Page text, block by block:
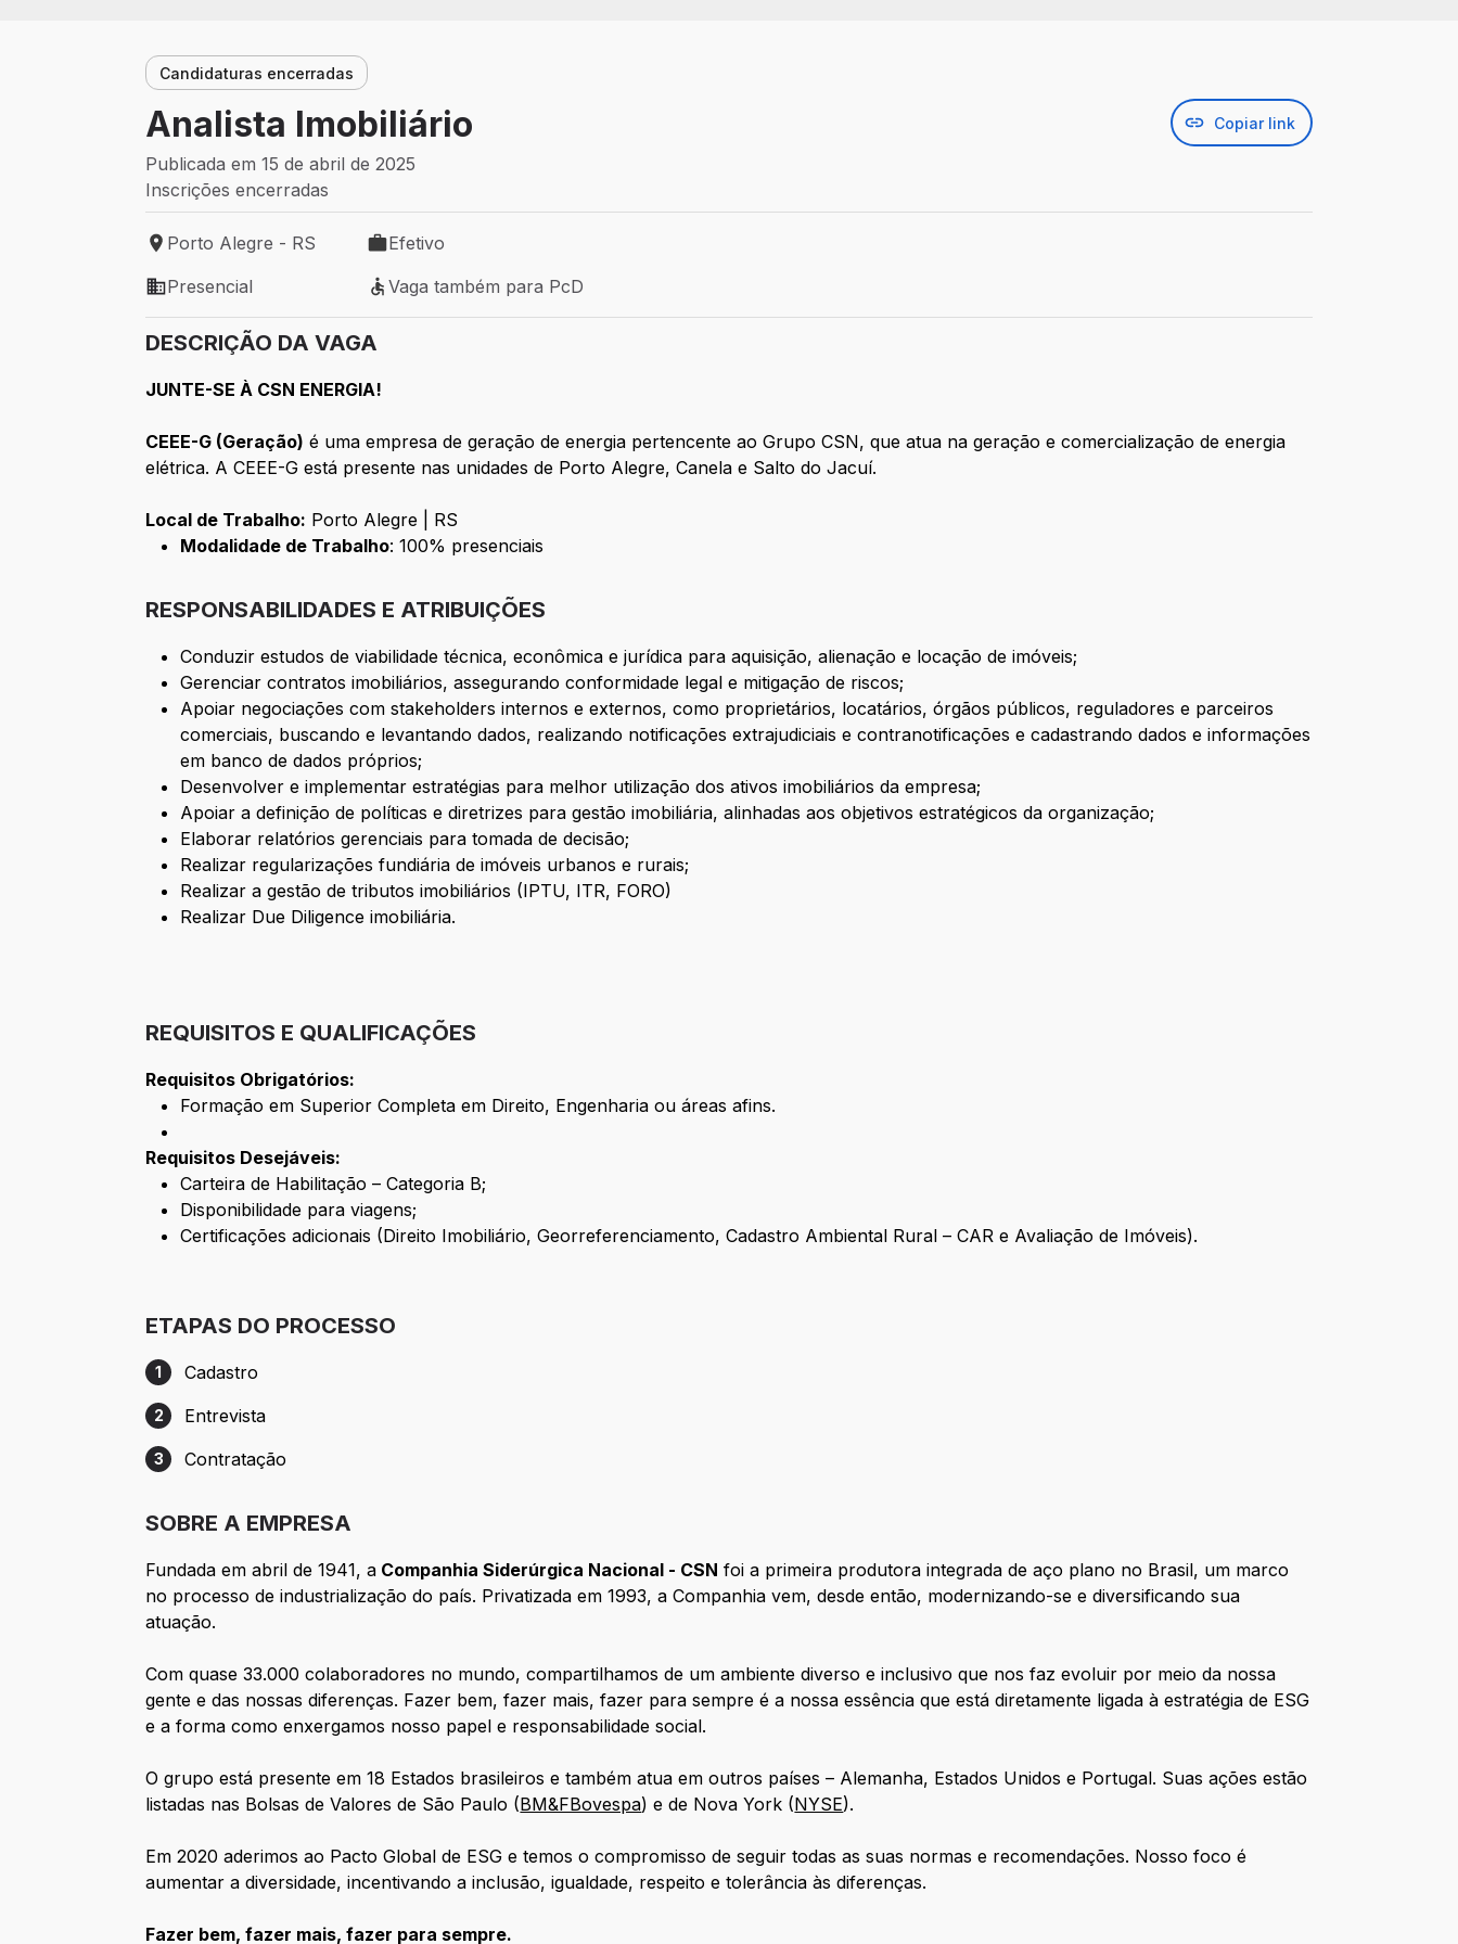
Candidaturas encerradas
Analista Imobiliário Copiar link
Publicada em 15 de abril de 2025
Inscrições encerradas
Local de trabalho: Porto Alegre - RS
Porto Alegre - RS
Tipo de vaga: Efetivo
Efetivo
Modelo de trabalho: Presencial
Presencial
Vaga também para PcD
Vaga também para PcD
DESCRIÇÃO DA VAGA
JUNTE-SE À CSN ENERGIA!
CEEE-G (Geração) é uma empresa de geração de energia pertencente ao Grupo CSN, que atua na geração e comercialização de energia
elétrica. A CEEE-G está presente nas unidades de Porto Alegre, Canela e Salto do Jacuí.
Local de Trabalho: Porto Alegre | RS
Modalidade de Trabalho: 100% presenciais
RESPONSABILIDADES E ATRIBUIÇÕES
Conduzir estudos de viabilidade técnica, econômica e jurídica para aquisição, alienação e locação de imóveis;
Gerenciar contratos imobiliários, assegurando conformidade legal e mitigação de riscos;
Apoiar negociações com stakeholders internos e externos, como proprietários, locatários, órgãos públicos, reguladores e parceiros
comerciais, buscando e levantando dados, realizando notificações extrajudiciais e contranotificações e cadastrando dados e informações
em banco de dados próprios;
Desenvolver e implementar estratégias para melhor utilização dos ativos imobiliários da empresa;
Apoiar a definição de políticas e diretrizes para gestão imobiliária, alinhadas aos objetivos estratégicos da organização;
Elaborar relatórios gerenciais para tomada de decisão;
Realizar regularizações fundiária de imóveis urbanos e rurais;
Realizar a gestão de tributos imobiliários (IPTU, ITR, FORO)
Realizar Due Diligence imobiliária.
REQUISITOS E QUALIFICAÇÕES
Requisitos Obrigatórios:
Formação em Superior Completa em Direito, Engenharia ou áreas afins.
Requisitos Desejáveis:
Carteira de Habilitação – Categoria B;
Disponibilidade para viagens;
Certificações adicionais (Direito Imobiliário, Georreferenciamento, Cadastro Ambiental Rural – CAR e Avaliação de Imóveis).
ETAPAS DO PROCESSO
Etapa 1: Cadastro
1 Cadastro
Etapa 2: Entrevista
2 Entrevista
Etapa 3: Contratação
3 Contratação
SOBRE A EMPRESA
Fundada em abril de 1941, a Companhia Siderúrgica Nacional - CSN foi a primeira produtora integrada de aço plano no Brasil, um marco
no processo de industrialização do país. Privatizada em 1993, a Companhia vem, desde então, modernizando-se e diversificando sua
atuação.
Com quase 33.000 colaboradores no mundo, compartilhamos de um ambiente diverso e inclusivo que nos faz evoluir por meio da nossa
gente e das nossas diferenças. Fazer bem, fazer mais, fazer para sempre é a nossa essência que está diretamente ligada à estratégia de ESG
e a forma como enxergamos nosso papel e responsabilidade social.
O grupo está presente em 18 Estados brasileiros e também atua em outros países – Alemanha, Estados Unidos e Portugal. Suas ações estão
listadas nas Bolsas de Valores de São Paulo (BM&FBovespa) e de Nova York (NYSE).
Em 2020 aderimos ao Pacto Global de ESG e temos o compromisso de seguir todas as suas normas e recomendações. Nosso foco é
aumentar a diversidade, incentivando a inclusão, igualdade, respeito e tolerância às diferenças.
Fazer bem, fazer mais, fazer para sempre.